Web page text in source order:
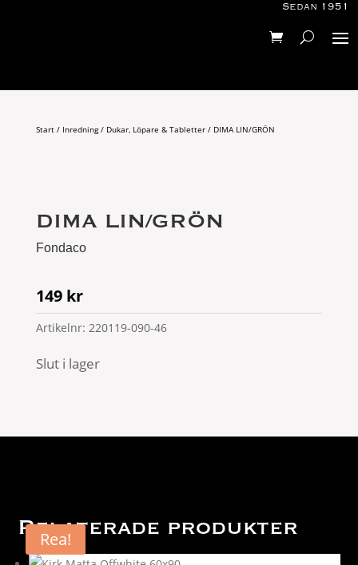
Sedan 1951
Start/ Inredning/ Dukar, Löpare & Tabletter/ DIMA LIN/GRÖN
DIMA LIN/GRÖN
Fondaco
149 kr
Artikelnr: 220119-090-46
Slut i lager
Relaterade produkter
Rea!